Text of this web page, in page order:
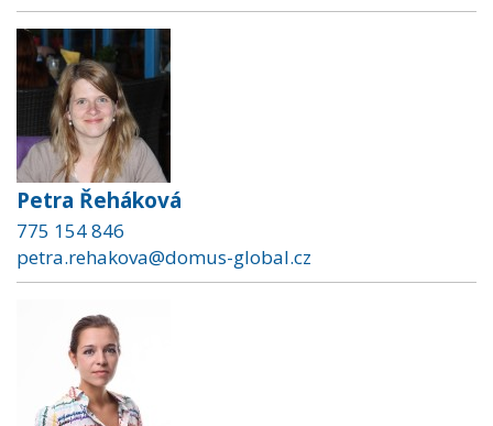
Petra Řeháková
775 154 846
petra.rehakova@domus-global.cz